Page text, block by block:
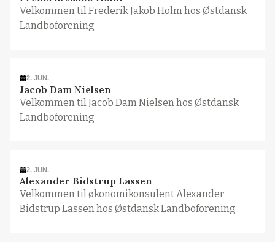
Velkommen til Frederik Jakob Holm hos Østdansk
Landboforening
2. JUN.
Jacob Dam Nielsen
Velkommen til Jacob Dam Nielsen hos Østdansk
Landboforening
2. JUN.
Alexander Bidstrup Lassen
Velkommen til økonomikonsulent Alexander
Bidstrup Lassen hos Østdansk Landboforening